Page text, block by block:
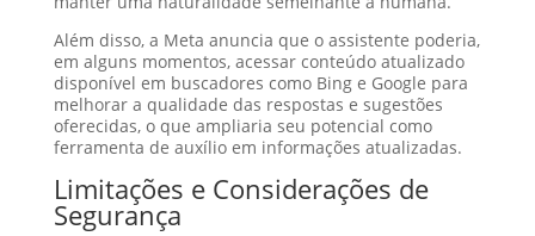
Além disso, a Meta anuncia que o assistente poderia,
em alguns momentos, acessar conteúdo atualizado
disponível em buscadores como Bing e Google para
melhorar a qualidade das respostas e sugestões
oferecidas, o que ampliaria seu potencial como
ferramenta de auxílio em informações atualizadas.
Limitações e Considerações de
Segurança